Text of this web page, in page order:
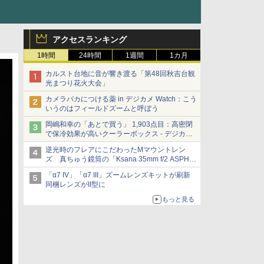
アクセスランキング
1時間 24時間 1週間 1カ月
カルスト台地に音が響き渡る「第48回秋吉台観
光まつり花火大会」
カメラバカにつける薬 in デジカメ Watch：こう
いうのはフィールドズームと呼ぼう
岡嶋和幸の「あとで買う」 1,903点目：高密閉
で保冷効果が高いクーラーボックス - デジカメ
Watch
逆光時のフレアにこだわったMマウントレン
ズ 真ちゅう鏡筒の「Ksana 35mm f/2 ASPH.
シルバークローム」
「α7 IV」「α7 III」ズームレンズキットが刷新
同梱レンズがII型に
もっと見る